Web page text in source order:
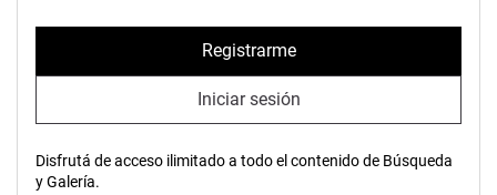
Registrarme
Iniciar sesión
Disfrutá de acceso ilimitado a todo el contenido de Búsqueda
y Galería.